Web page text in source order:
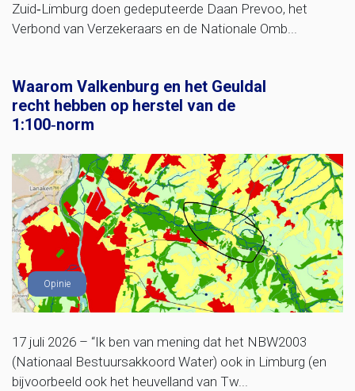
Zuid‑Limburg doen gedeputeerde Daan Prevoo, het
Verbond van Verzekeraars en de Nationale Omb...
Waarom Valkenburg en het Geuldal
recht hebben op herstel van de
1:100‑norm
Opinie
17 juli 2026 – “Ik ben van mening dat het NBW2003
(Nationaal Bestuursakkoord Water) ook in Limburg (en
bijvoorbeeld ook het heuvelland van Tw...